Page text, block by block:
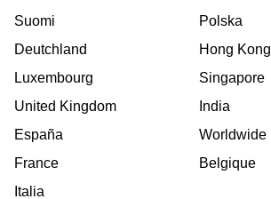
Suomi
Deutchland
Luxembourg
United Kingdom
España
France
Italia
Polska
Hong Kong
Singapore
India
Worldwide
Belgique